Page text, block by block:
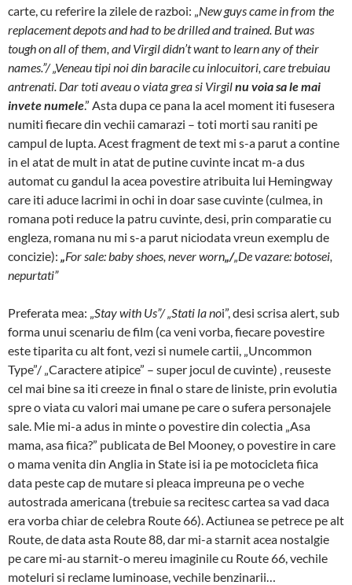
carte, cu referire la zilele de razboi: „ New guys came in from the
replacement depots and had to be drilled and trained. But was
tough on all of them, and Virgil didn’t want to learn any of their
names.”/ „Veneau tipi noi din baracile cu inlocuitori, care trebuiau
antrenati. Dar toti aveau o viata grea si Virgilnu voia sa le mai
invete numele.” Asta dupa ce pana la acel moment iti fusesera
numiti fiecare din vechii camarazi – toti morti sau raniti pe
campul de lupta. Acest fragment de text mi s-a parut a contine
in el atat de mult in atat de putine cuvinte incat m-a dus
automat cu gandul la acea povestire atribuita lui Hemingway
care iti aduce lacrimi in ochi in doar sase cuvinte (culmea, in
romana poti reduce la patru cuvinte, desi, prin comparatie cu
engleza, romana nu mi s-a parut niciodata vreun exemplu de
concizie): „ For sale: baby shoes, never worn„/„De vazare: botosei,
nepurtati”
Preferata mea: „ Stay with Us”/ „Stati la noi”, desi scrisa alert, sub
forma unui scenariu de film (ca veni vorba, fiecare povestire
este tiparita cu alt font, vezi si numele cartii, „Uncommon
Type”/ „Caractere atipice” – super jocul de cuvinte) , reuseste
cel mai bine sa iti creeze in final o stare de liniste, prin evolutia
spre o viata cu valori mai umane pe care o sufera personajele
sale. Mie mi-a adus in minte o povestire din colectia „Asa
mama, asa fiica?” publicata de Bel Mooney, o povestire in care
o mama venita din Anglia in State isi ia pe motocicleta fiica
data peste cap de mutare si pleaca impreuna pe o veche
autostrada americana (trebuie sa recitesc cartea sa vad daca
era vorba chiar de celebra Route 66). Actiunea se petrece pe alt
Route, de data asta Route 88, dar mi-a starnit acea nostalgie
pe care mi-au starnit-o mereu imaginile cu Route 66, vechile
moteluri si reclame luminoase, vechile benzinarii…